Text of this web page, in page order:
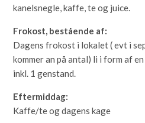
kanelsnegle, kaffe, te og juice.
Frokost, bestående af:
Dagens frokost i lokalet ( evt i
kommer an på antal) li i form af
inkl. 1 genstand.
Eftermiddag:
Kaffe/te og dagens kage